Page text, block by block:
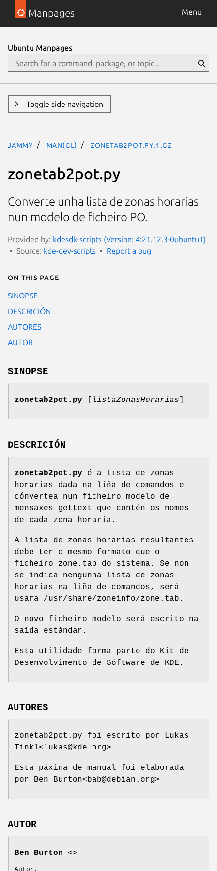
Manpages Menu
Ubuntu Manpages
Toggle side navigation
jammy man(gl) zonetab2pot.py.1.gz
zonetab2pot.py
Converte unha lista de zonas horarias
nun modelo de ficheiro PO.
Provided by: kdesdk-scripts (Version: 4:21.12.3-0ubuntu1)
Source: kde-dev-scripts Report a bug
On this page
SINOPSE
DESCRICIÓN
AUTORES
AUTOR
SINOPSE
zonetab2pot.py listaZonasHorarias
DESCRICIÓN
zonetab2pot.py é a lista de zonas
horarias dada na liña de comandos e
cónvertea nun ficheiro modelo de
mensaxes gettext que contén os nomes
de cada zona horaria.
A lista de zonas horarias resultantes
debe ter o mesmo formato que o
ficheiro zone.tab do sistema. Se non
se indica nengunha lista de zonas
horarias na liña de comandos, será
usara /usr/share/zoneinfo/zone.tab.
O novo ficheiro modelo será escrito na
saída estándar.
Esta utilidade forma parte do Kit de
Desenvolvimento de Sóftware de KDE.
AUTORES
zonetab2pot.py foi escrito por Lukas
Tinkl<lukas@kde.org>
Esta páxina de manual foi elaborada
por Ben Burton<bab@debian.org>
AUTOR
Ben Burton <>
Autor.